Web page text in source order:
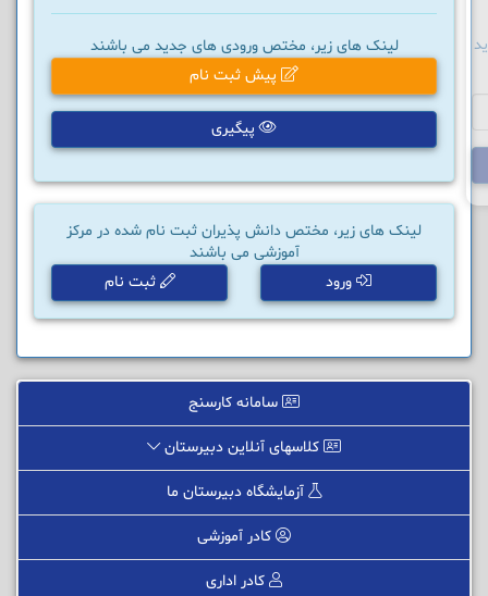
لینک های زیر، مختص ورودی های جدید می باشند
پیش ثبت نام
پیگیری
لینک های زیر، مختص دانش پذیران ثبت نام شده در مرکز
آموزشی می باشند
ورود
ثبت نام
سامانه کارسنج
کلاسهای آنلاین دبیرستان
آزمایشگاه دبیرستان ما
کادر آموزشی
کادر اداری